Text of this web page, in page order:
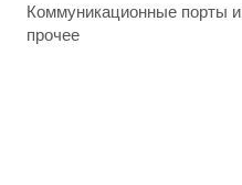
Коммуникационные порты и
прочее